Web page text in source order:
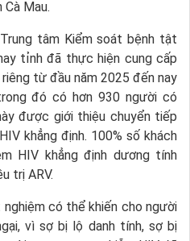
Mau.
tâm Kiểm soát bệnh tật
tỉnh đã thực hiện cung cấp
từ đầu năm 2025 đến nay
đó có hơn 930 người có
được giới thiệu chuyển tiếp
khẳng định. 100% số khách
HIV khẳng định dương tính
trị ARV.
có thể khiến cho người
vì sợ bị lộ danh tính, sợ bị